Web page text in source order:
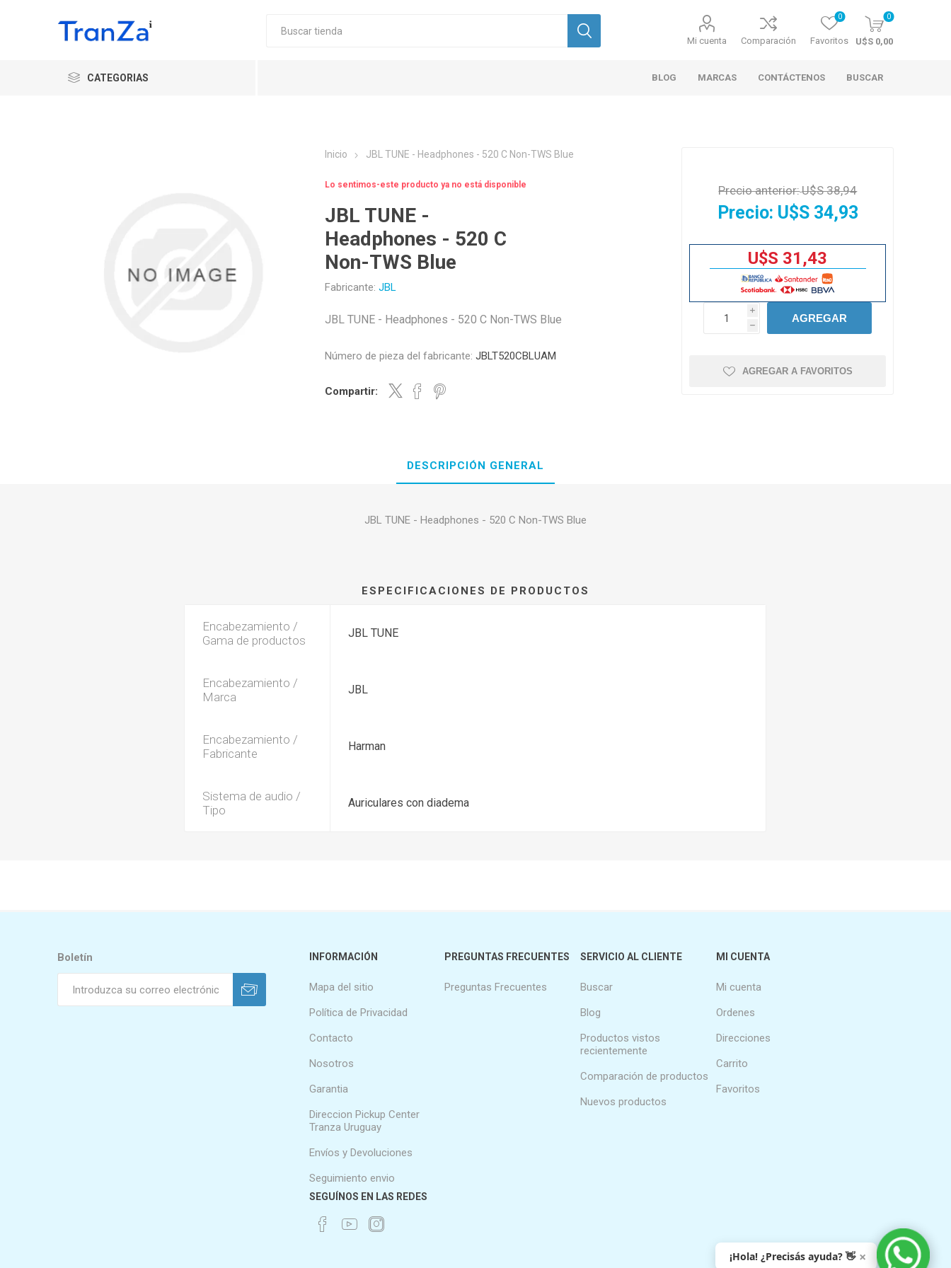
Mi cuenta Comparación Favoritos
0 0
U$S 0,00
CATEGORIAS BLOG MARCAS CONTÁCTENOS BUSCAR
Inicio JBL TUNE - Headphones - 520 C Non-TWS Blue
Lo sentimos-este producto ya no está disponible
JBL TUNE -
Headphones - 520 C
Non-TWS Blue
Fabricante: JBL
JBL TUNE - Headphones - 520 C Non-TWS Blue
Número de pieza del fabricante: JBLT520CBLUAM
Compartir:
Precio anterior:U$S 38,94
Precio: U$S 34,93
U$S 31,43
i
h
AGREGAR
AGREGAR A FAVORITOS
DESCRIPCIÓN GENERAL
JBL TUNE - Headphones - 520 C Non-TWS Blue
ESPECIFICACIONES DE PRODUCTOS
Encabezamiento /
Gama de productos
JBL TUNE
Encabezamiento /
Marca
JBL
Encabezamiento /
Fabricante
Harman
Sistema de audio /
Tipo
Auriculares con diadema
Boletín INFORMACIÓN
Mapa del sitio
Política de Privacidad
Contacto
Nosotros
Garantia
Direccion Pickup Center
Tranza Uruguay
Envíos y Devoluciones
Seguimiento envio
PREGUNTAS FRECUENTES
Preguntas Frecuentes
SERVICIO AL CLIENTE
Buscar
Blog
Productos vistos
recientemente
Comparación de productos
Nuevos productos
MI CUENTA
Mi cuenta
Ordenes
Direcciones
Carrito
Favoritos
SEGUÍNOS EN LAS REDES
¡Hola! ¿Precisás ayuda? 👋 ×